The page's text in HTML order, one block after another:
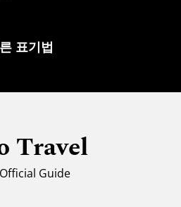
표기법
Travel
Guide